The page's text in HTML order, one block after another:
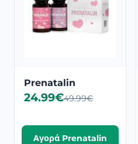
Prenatalin
24.99€49.99€
Αγορά Prenatalin